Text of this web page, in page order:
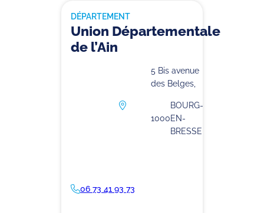
DÉPARTEMENT
Union Départementale
de l’Ain
5 Bis avenue
des Belges,
1000
BOURG-
EN-
BRESSE
06 73 41 93 73